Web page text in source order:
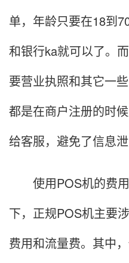
单，年龄只要在18到
和银行ka就可以了。
要营业执照和其它一
都是在商户注册的时
给客服，避免了信息泄
使用POS机的费用
下，正规POS机主要
费用和流量费。其中